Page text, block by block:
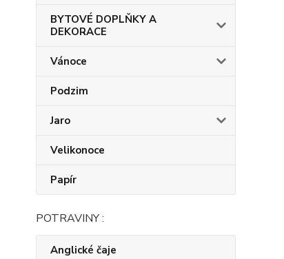
BYTOVÉ DOPLŇKY A
DEKORACE
Vánoce
Podzim
Jaro
Velikonoce
Papír
POTRAVINY :
Anglické čaje